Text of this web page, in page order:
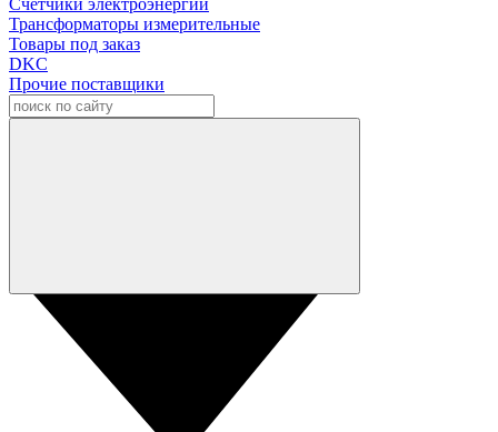
Счетчики электроэнергии
Трансформаторы измерительные
Товары под заказ
DKC
Прочие поставщики